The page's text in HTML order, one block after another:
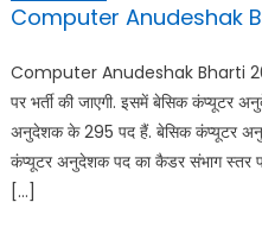
Computer Anudeshak
Computer Anudeshak Bharti
पर भर्ती की जाएगी. इसमें बेसिक कंप्यूटर
अनुदेशक के 295 पद हैं. बेसिक कंप्यूटर
कंप्यूटर अनुदेशक पद का कैडर संभाग स्तर
[…]